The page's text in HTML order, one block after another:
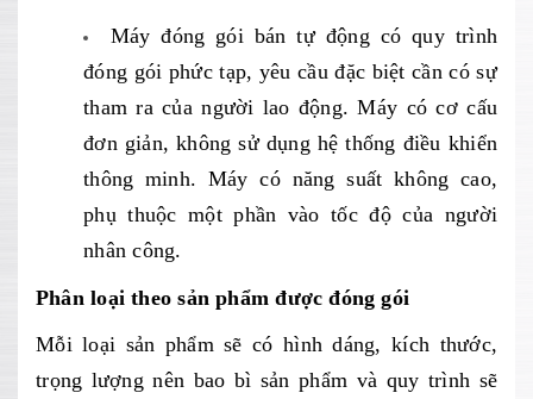
Máy đóng gói bán tự động có quy trình
đóng gói phức tạp, yêu cầu đặc biệt cần có sự
tham ra của người lao động. Máy có cơ cấu
đơn giản, không sử dụng hệ thống điều khiển
thông minh. Máy có năng suất không cao,
phụ thuộc một phần vào tốc độ của người
nhân công.
Phân loại theo sản phẩm được đóng gói
Mỗi loại sản phẩm sẽ có hình dáng, kích thước,
trọng lượng nên bao bì sản phẩm và quy trình sẽ